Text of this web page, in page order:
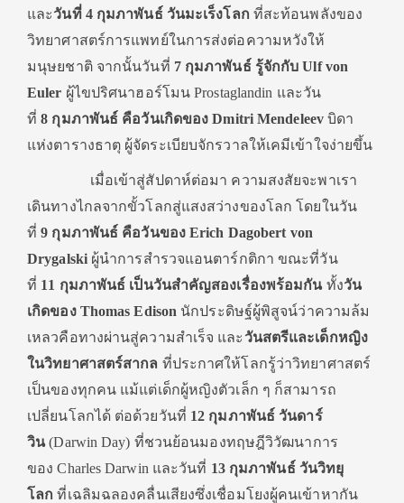
และวันที่ 4 กุมภาพันธ์ วันมะเร็งโลก ที่สะท้อนพลังของ
วิทยาศาสตร์การแพทย์ในการส่งต่อความหวังให้
มนุษยชาติ จากนั้นวันที่ 7 กุมภาพันธ์ รู้จักกับ Ulf von
Euler ผู้ไขปริศนาฮอร์โมน Prostaglandin และวัน
ที่8 กุมภาพันธ์ คือวันเกิดของ Dmitri Mendeleevบิดา
แห่งตารางธาตุ ผู้จัดระเบียบจักรวาลให้เคมีเข้าใจง่ายขึ้น
เมื่อเข้าสู่สัปดาห์ต่อมา ความสงสัยจะพาเรา
เดินทางไกลจากขั้วโลกสู่แสงสว่างของโลก โดยในวัน
ที่9 กุมภาพันธ์ คือวันของ Erich Dagobert von
Drygalskiผู้นำการสำรวจแอนตาร์กติกา ขณะที่วัน
ที่ 11 กุมภาพันธ์ เป็นวันสำคัญสองเรื่องพร้อมกันทั้งวัน
เกิดของ Thomas Edison นักประดิษฐ์ผู้พิสูจน์ว่าความล้ม
เหลวคือทางผ่านสู่ความสำเร็จ และ วันสตรีและเด็กหญิง
ในวิทยาศาสตร์สากล ที่ประกาศให้โลกรู้ว่าวิทยาศาสตร์
เป็นของทุกคน แม้แต่เด็กผู้หญิงตัวเล็ก ๆ ก็สามารถ
เปลี่ยนโลกได้ ต่อด้วยวันที่ 12 กุมภาพันธ์ วันดาร์
วิน(Darwin Day) ที่ชวนย้อนมองทฤษฎีวิวัฒนาการ
ของ Charles Darwin และวันที่ 13 กุมภาพันธ์ วันวิทยุ
โลก ที่เฉลิมฉลองคลื่นเสียงซึ่งเชื่อมโยงผู้คนเข้าหากัน